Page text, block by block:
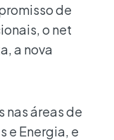
de
o net
a nova
nas áreas de
e Energia, e